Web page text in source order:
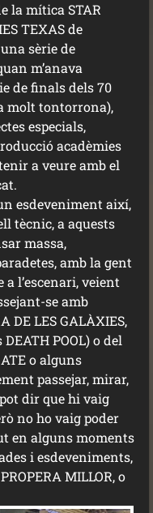
la mítica STAR
TEXAS de
sèrie de
m’anava
de finals dels 70
molt tontorrona),
especials,
acadèmies
a veure amb el
esdeveniment així,
tècnic, a aquests
massa,
amb la gent
l’escenari, veient
se amb
DE LES GALÀXIES,
POOL) o del
o alguns
passejar, mirar,
dir que hi vaig
no ho vaig poder
en alguns moments
i esdeveniments,
MILLOR, o